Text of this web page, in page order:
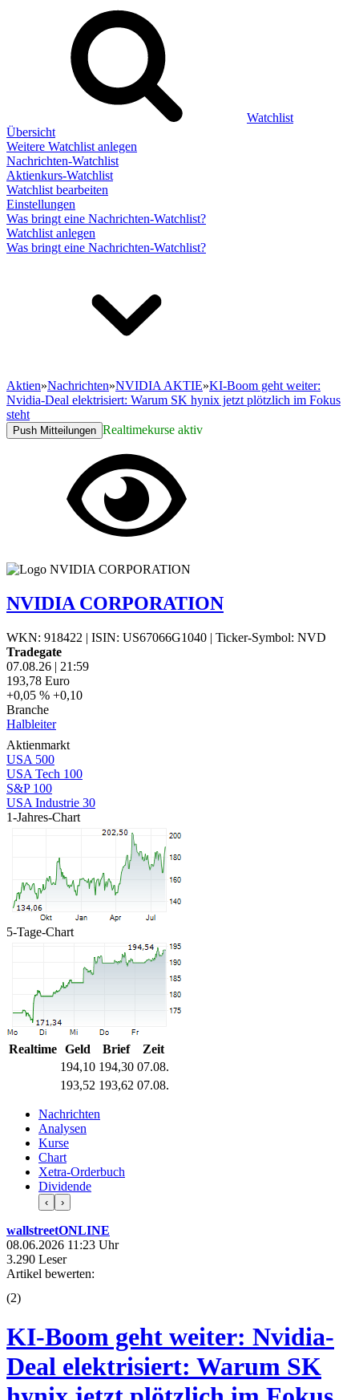
Watchlist
Übersicht
Weitere Watchlist anlegen
Nachrichten-Watchlist
Aktienkurs-Watchlist
Watchlist bearbeiten
Einstellungen
Was bringt eine Nachrichten-Watchlist?
Watchlist anlegen
Was bringt eine Nachrichten-Watchlist?
Aktien»Nachrichten»NVIDIA AKTIE»KI-Boom geht weiter:
Nvidia-Deal elektrisiert: Warum SK hynix jetzt plötzlich im Fokus
steht
Push Mitteilungen Realtimekurse aktiv
NVIDIA CORPORATION
WKN: 918422 | ISIN: US67066G1040 | Ticker-Symbol: NVD
Tradegate
07.08.26 | 21:59
193,78 Euro
+0,05 % +0,10
Branche
Halbleiter
Aktienmarkt
USA 500
USA Tech 100
S&P 100
USA Industrie 30
1-Jahres-Chart
5-Tage-Chart
Realtime Geld Brief
Zeit
194,10 194,30 07.08.
193,52 193,62 07.08.
Nachrichten
Analysen
Kurse
Chart
Xetra-Orderbuch
Dividende
‹ ›
wallstreetONLINE
08.06.2026 11:23 Uhr
3.290 Leser
Artikel bewerten:
(2)
KI-Boom geht weiter: Nvidia-
Deal elektrisiert: Warum SK